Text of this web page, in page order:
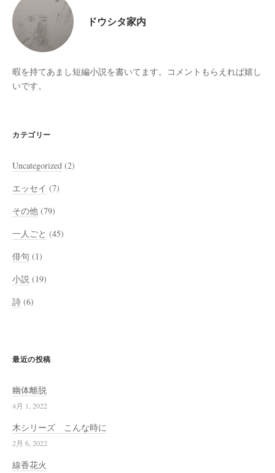
ドウシタ家内
暇を持てあまし短編小説を書いてます。コメントもらえれば嬉し
いです。
カテゴリー
Uncategorized (2)
エッセイ (7)
その他 (79)
一人ごと (45)
俳句 (1)
小説 (19)
詩 (6)
最近の投稿
幽体離脱
4月 1, 2022
木シリーズ こんな時に
2月 6, 2022
線香花火